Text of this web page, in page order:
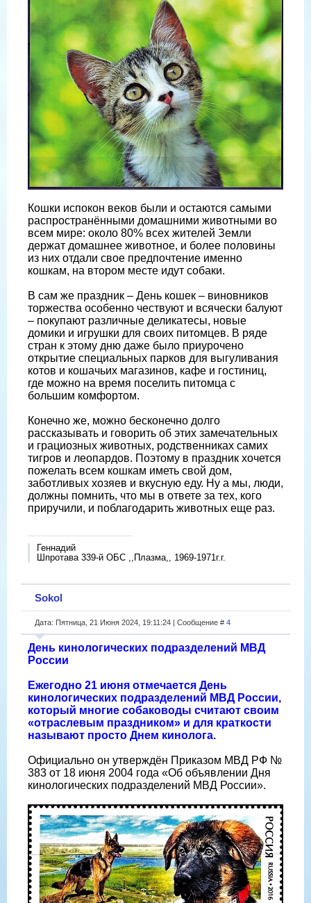
Кошки испокон веков были и остаются самыми
распространёнными домашними животными во
всем мире: около 80% всех жителей Земли
держат домашнее животное, и более половины
из них отдали свое предпочтение именно
кошкам, на втором месте идут собаки.
В сам же праздник – День кошек – виновников
торжества особенно чествуют и всячески балуют
– покупают различные деликатесы, новые
домики и игрушки для своих питомцев. В ряде
стран к этому дню даже было приурочено
открытие специальных парков для выгуливания
котов и кошачьих магазинов, кафе и гостиниц,
где можно на время поселить питомца с
большим комфортом.
Конечно же, можно бесконечно долго
рассказывать и говорить об этих замечательных
и грациозных животных, родственниках самих
тигров и леопардов. Поэтому в праздник хочется
пожелать всем кошкам иметь свой дом,
заботливых хозяев и вкусную еду. Ну а мы, люди,
должны помнить, что мы в ответе за тех, кого
приручили, и поблагодарить животных еще раз.
Геннадий
Шпротава 339-й ОБС ,,Плазма,, 1969-1971г.г.
Sokol
Дата: Пятница, 21 Июня 2024, 19:11:24 | Сообщение # 4
День кинологических подразделений МВД
России
Ежегодно 21 июня отмечается День
кинологических подразделений МВД России,
который многие собаководы считают своим
«отраслевым праздником» и для краткости
называют просто Днем кинолога.
Официально он утверждён Приказом МВД РФ №
383 от 18 июня 2004 года «Об объявлении Дня
кинологических подразделений МВД России».